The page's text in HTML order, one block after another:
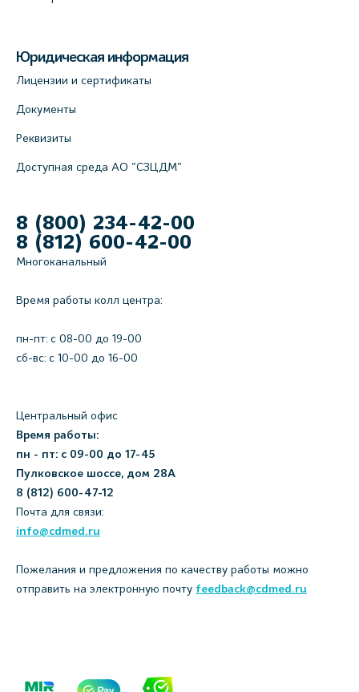
Юридическая информация
Лицензии и сертификаты
Документы
Реквизиты
Доступная среда АО "СЗЦДМ"
8 (800) 234-42-00
8 (812) 600-42-00
Многоканальный
Время работы колл центра:
пн-пт: c 08-00 до 19-00
сб-вс: с 10-00 до 16-00
Центральный офис
Время работы:
пн - пт: с 09-00 до 17-45
Пулковское шоссе, дом 28А
8 (812) 600-47-12
Почта для связи:
info@cdmed.ru
Пожелания и предложения по качеству работы можно
отправить на электронную почту feedback@cdmed.ru